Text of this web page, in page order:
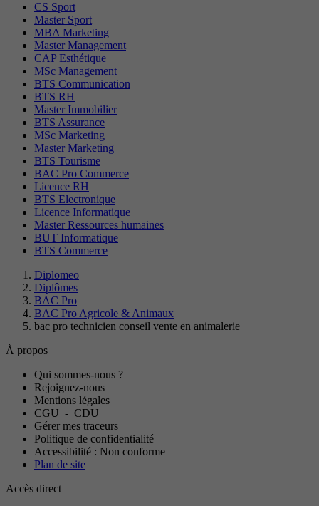
CS Sport
Master Sport
MBA Marketing
Master Management
CAP Esthétique
MSc Management
BTS Communication
BTS RH
Master Immobilier
BTS Assurance
MSc Marketing
Master Marketing
BTS Tourisme
BAC Pro Commerce
Licence RH
BTS Electronique
Licence Informatique
Master Ressources humaines
BUT Informatique
BTS Commerce
Diplomeo
Diplômes
BAC Pro
BAC Pro Agricole & Animaux
bac pro technicien conseil vente en animalerie
À propos
Qui sommes-nous ?
Rejoignez-nous
Mentions légales
CGU - CDU
Gérer mes traceurs
Politique de confidentialité
Accessibilité : Non conforme
Plan de site
Accès direct